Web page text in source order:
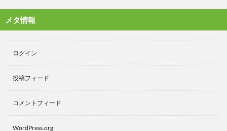
メタ情報
ログイン
投稿フィード
コメントフィード
WordPress.org